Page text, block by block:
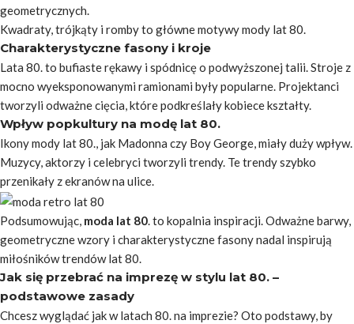
geometrycznych.
Kwadraty, trójkąty i romby to główne motywy mody lat 80.
Charakterystyczne fasony i kroje
Lata 80. to bufiaste rękawy i spódnicę o podwyższonej talii. Stroje z
mocno wyeksponowanymi ramionami były popularne. Projektanci
tworzyli odważne cięcia, które podkreślały kobiece kształty.
Wpływ popkultury na modę lat 80.
Ikony mody lat 80., jak Madonna czy Boy George, miały duży wpływ.
Muzycy, aktorzy i celebryci tworzyli trendy. Te trendy szybko
przenikały z ekranów na ulice.
Podsumowując, moda lat 80. to kopalnia inspiracji. Odważne barwy,
geometryczne wzory i charakterystyczne fasony nadal inspirują
miłośników trendów lat 80.
Jak się przebrać na imprezę w stylu lat 80. –
podstawowe zasady
Chcesz wyglądać jak w latach 80. na imprezie? Oto podstawy, by